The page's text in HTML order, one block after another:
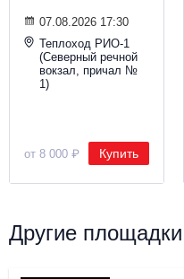
07.08.2026 17:30
Теплоход РИО-1
(Северный речной
вокзал, причал №
1)
от 8 000 ₽ Купить
Другие площадки